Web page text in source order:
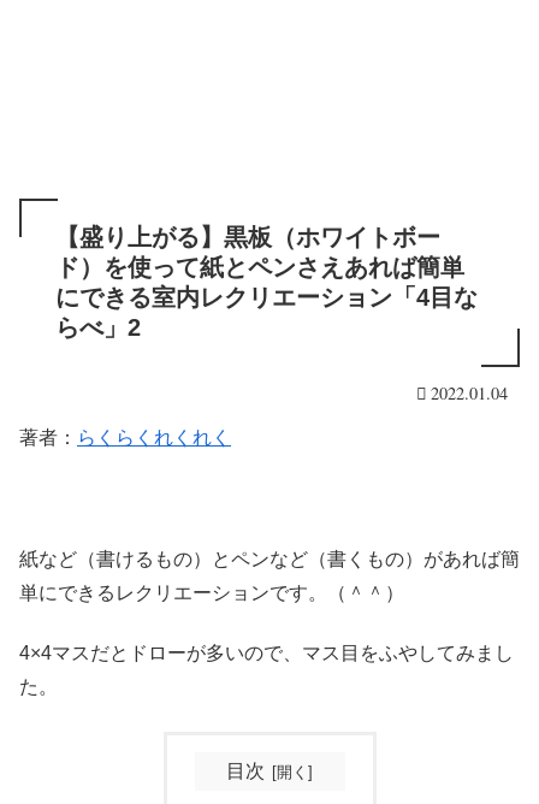
【盛り上がる】黒板（ホワイトボー
ド）を使って紙とペンさえあれば簡単
にできる室内レクリエーション「4目な
らべ」2
2022.01.04
著者： らくらくれくれく
紙など（書けるもの）とペンなど（書くもの）があれば簡
単にできるレクリエーションです。（＾＾）
4×4マスだとドローが多いので、マス目をふやしてみまし
た。
目次